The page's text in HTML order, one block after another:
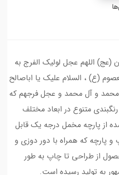
(عج) اللهم عجل لولیک الفرج به
(ع) ، السلام علیک یا اباصالح
و آل محمد و عجل فرجهم که
متنوع در ابعاد مختلف
از پارچه مخمل درجه یک قابل
پارچه که همراه با دور دوزی و
از طراحی تا چاپ به طور
به تولید رسیده است.